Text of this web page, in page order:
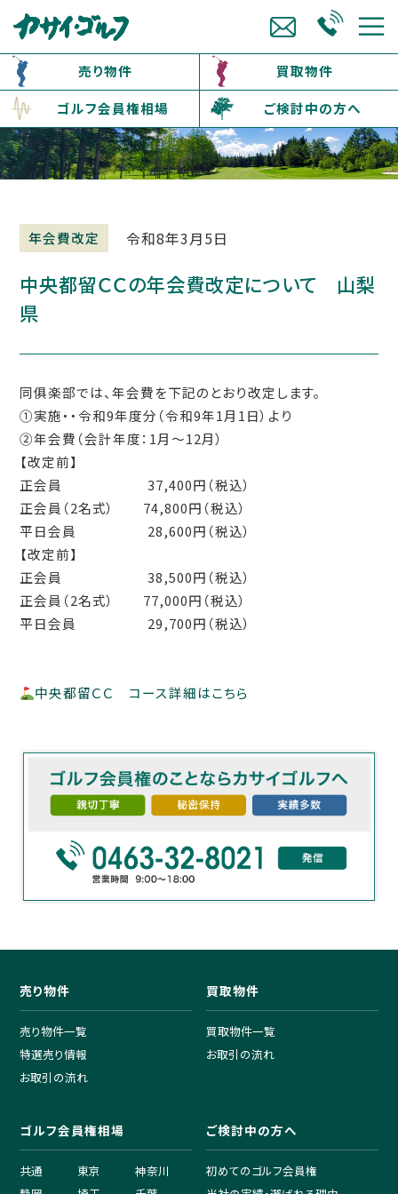
売り物件
買取物件
ゴルフ会員権相場
ご検討中の方へ
年会費改定 令和8年3月5日
中央都留ＣＣの年会費改定について 山梨
県
同俱楽部では、年会費を下記のとおり改定します。
①実施・・令和9年度分（令和9年1月 1日）より
②年会費（会計年度： 1月～12月）
【改定前】
正会員37,400円（税込）
正会員（2名式） 74,800円（税込）
平日会員 28,600円（税込）
【改定前】
正会員38,500円（税込）
正会員（2名式） 77,000円（税込）
平日会員 29,700円（税込）
中央都留ＣＣ コース詳細はこちら
売り物件
売り物件一覧
特選売り情報
お取引の流れ
買取物件
買取物件一覧
お取引の流れ
ゴルフ会員権相場
共通 東京
神奈川
ご検討中の方へ
初めてのゴルフ会員権